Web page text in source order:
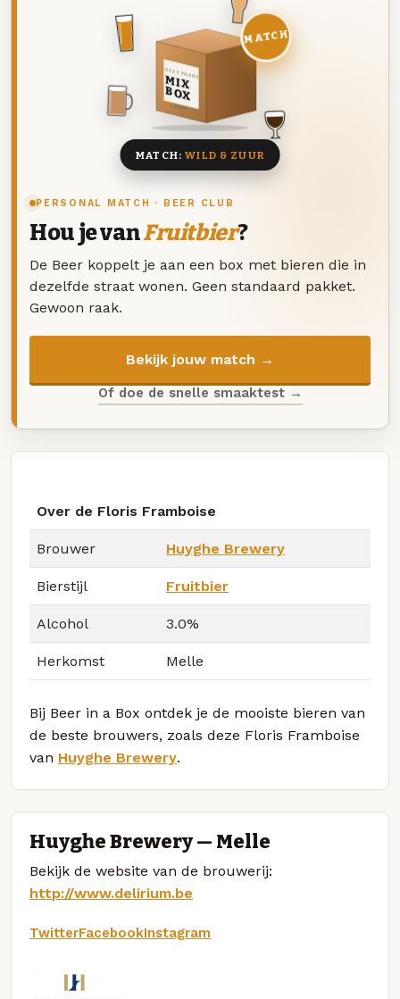
PERSONAL MATCH · BEER CLUB
Hou je vanFruitbier?
De Beer koppelt je aan een box met bieren die in
dezelfde straat wonen. Geen standaard pakket.
Gewoon raak.
Bekijk jouw match →
Of doe de snelle smaaktest →
DEZE MAAND
MIX
BOX
8 BIEREN
MATCH
MATCH:WILD & ZUUR
Over de Floris Framboise
Brouwer Huyghe Brewery
Bierstijl Fruitbier
Alcohol 3.0%
Herkomst Melle
Bij Beer in a Box ontdek je de mooiste bieren van
de beste brouwers, zoals deze Floris Framboise
van Huyghe Brewery.
Huyghe Brewery — Melle
Bekijk de website van de brouwerij:
http://www.delirium.be
TwitterFacebookInstagram